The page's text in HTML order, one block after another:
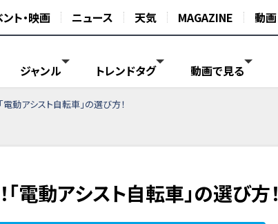
ト・映画 ニュース 天気 MAGAZINE 動画
ジャンル トレンドタグ 動画で見る
電動アシスト自転車」の選び方！
電動アシスト自転車」の選び方！